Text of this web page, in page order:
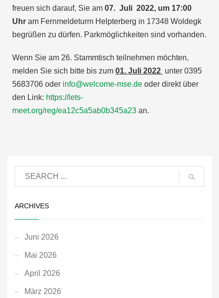
freuen sich darauf, Sie am 07. Juli 2022, um 17:00
Uhr am Fernmeldeturm Helpterberg in 17348 Woldegk
begrüßen zu dürfen. Parkmöglichkeiten sind vorhanden.
Wenn Sie am 26. Stammtisch teilnehmen möchten,
melden Sie sich bitte bis zum 01. Juli 2022 unter 0395
5683706 oder info@welcome-mse.de oder direkt über
den Link: https://lets-
meet.org/reg/ea12c5a5ab0b345a23 an.
ARCHIVES
Juni 2026
Mai 2026
April 2026
März 2026